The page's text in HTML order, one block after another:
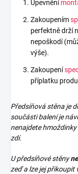
Upevnění
Zakoupením
perfektně drží
nepoškodí
výše).
Zakoupení
příplatku
Předsíňová stěna je
součásti balení je
nenajdete
zdí.
U předsíňové stěny
zeď a lze jej přikoupit